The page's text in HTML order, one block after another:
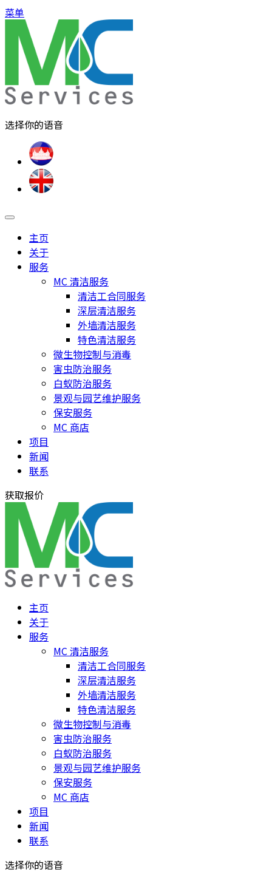
菜单
选择你的语音
主页
关于
服务
MC 清洁服务
清洁工合同服务
深层清洁服务
外墙清洁服务
特色清洁服务
微生物控制与消毒
害虫防治服务
白蚁防治服务
景观与园艺维护服务
保安服务
MC 商店
项目
新闻
联系
获取报价
主页
关于
服务
MC 清洁服务
清洁工合同服务
深层清洁服务
外墙清洁服务
特色清洁服务
微生物控制与消毒
害虫防治服务
白蚁防治服务
景观与园艺维护服务
保安服务
MC 商店
项目
新闻
联系
选择你的语音